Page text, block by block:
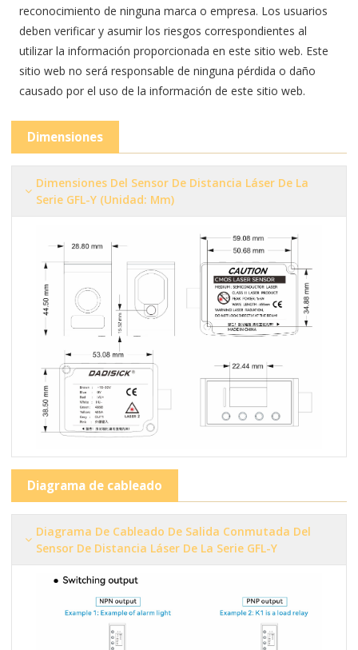
reconocimiento de ninguna marca o empresa. Los usuarios
deben verificar y asumir los riesgos correspondientes al
utilizar la información proporcionada en este sitio web. Este
sitio web no será responsable de ninguna pérdida o daño
causado por el uso de la información de este sitio web.
Dimensiones
Dimensiones Del Sensor De Distancia Láser De La
Serie GFL-Y (Unidad: Mm)
Diagrama de cableado
Diagrama De Cableado De Salida Conmutada Del
Sensor De Distancia Láser De La Serie GFL-Y